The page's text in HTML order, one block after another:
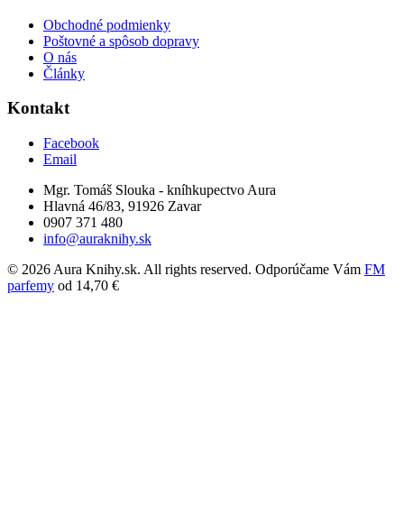
Obchodné podmienky
Poštovné a spôsob dopravy
O nás
Články
Kontakt
Facebook
Email
Mgr. Tomáš Slouka - kníhkupectvo Aura
Hlavná 46/83, 91926 Zavar
0907 371 480
info@auraknihy.sk
© 2026 Aura Knihy.sk. All rights reserved. Odporúčame Vám FM
parfemy od 14,70 €